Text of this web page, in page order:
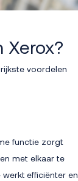
Xerox?
voordelen
functie zorgt
met elkaar te
efficiënter en